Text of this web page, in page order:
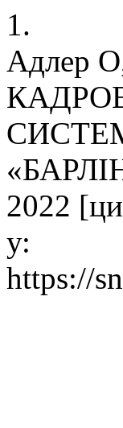
1.
Адлер
2022
у:
https://